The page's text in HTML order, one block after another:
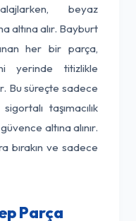
beyaz
altına alır. Bayburt
her bir parça,
yerinde titizlikle
Bu süreçte sadece
taşımacılık
altına alınır.
bırakın ve sadece
Parça